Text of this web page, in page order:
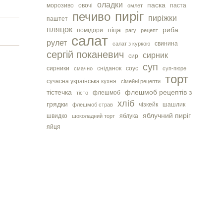
морозиво овочі оладки омлет паска
паста
паштет
печиво пиріг пиріжки
пляцок
помідори піца рагу рецепт риба
рулет салат салат з куркою свинина
сергiй поканевич сир сирник
сирники смачно сніданок соус суп суп-пюре
сучасна українська кухня сімейні рецепти торт
тістечка тісто флешмоб
флешмоб рецептів з
грядки
флешмоб страв хліб чізкейк
шашлик
швидко
шоколадний торт яблука яблучний пиріг
яйця